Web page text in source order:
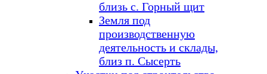
близь с. Горный щит
Земля под
производственную
деятельность и склады,
близ п. Сысерть